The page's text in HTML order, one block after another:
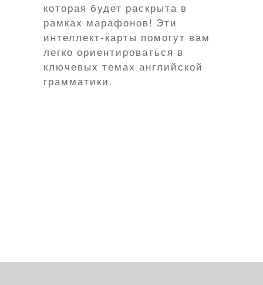
которая будет раскрыта в
рамках марафонов! Эти
интеллект-карты помогут вам
легко ориентироваться в
ключевых темах английской
грамматики.